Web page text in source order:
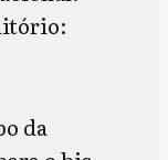
da